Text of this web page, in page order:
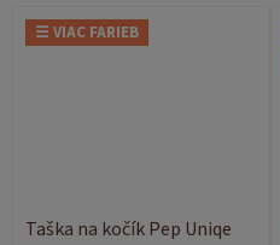
☰ VIAC FARIEB
Taška na kočík Pep Uniqe